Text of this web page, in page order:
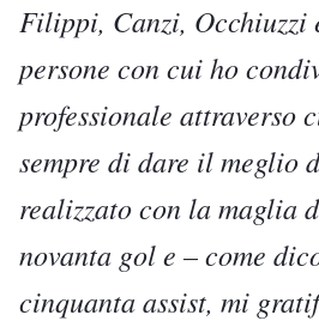
Filippi, Canzi, Occhiuzzi
persone con cui ho
professionale attraverso
sempre di dare il meglio
realizzato con la maglia
novanta gol e – come
cinquanta assist, mi